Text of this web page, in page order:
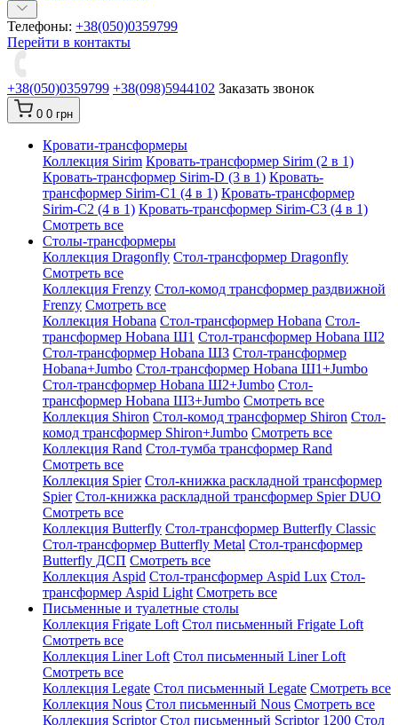
Телефоны: +38(050)0359799
Перейти в контакты
+38(050)0359799 +38(098)5944102 Заказать звонок
0 0 грн
Кровати-трансформеры
Коллекция Sirim Кровать-трансформер Sirim (2 в 1)
Кровать-трансформер Sirim-D (3 в 1) Кровать-
трансформер Sirim-C1 (4 в 1) Кровать-трансформер
Sirim-C2 (4 в 1) Кровать-трансформер Sirim-C3 (4 в 1)
Смотреть все
Cтолы-трансформеры
Коллекция Dragonfly Стол-трансформер Dragonfly
Смотреть все
Коллекция Frenzy Стол-комод трансформер раздвижной
Frenzy Смотреть все
Коллекция Hobana Стол-трансформер Hobana Стол-
трансформер Hobana Ш1 Стол-трансформер Hobana Ш2
Стол-трансформер Hobana Ш3 Стол-трансформер
Hobana+Jumbo Стол-трансформер Hobana Ш1+Jumbo
Стол-трансформер Hobana Ш2+Jumbo Стол-
трансформер Hobana Ш3+Jumbo Смотреть все
Коллекция Shiron Стол-комод трансформер Shiron Стол-
комод трансформер Shiron+Jumbo Смотреть все
Коллекция Rand Стол-тумба трансформер Rand
Смотреть все
Коллекция Spier Стол-книжка раскладной трансформер
Spier Стол-книжка раскладной трансформер Spier DUO
Смотреть все
Коллекция Butterfly Стол-трансформер Butterfly Classic
Стол-трансформер Butterfly Metal Стол-трансформер
Butterfly ДСП Смотреть все
Коллекция Aspid Стол-трансформер Aspid Lux Стол-
трансформер Aspid Light Смотреть все
Письменные и туалетные столы
Коллекция Frigate Loft Стол письменный Frigate Loft
Смотреть все
Коллекция Liner Loft Стол письменный Liner Loft
Смотреть все
Коллекция Legate Стол письменный Legate Смотреть все
Коллекция Nous Стол письменный Nous Смотреть все
Коллекция Scriptor Стол письменный Scriptor 1200 Стол